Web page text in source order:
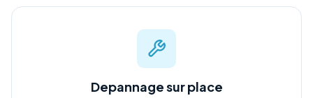
Depannage sur place